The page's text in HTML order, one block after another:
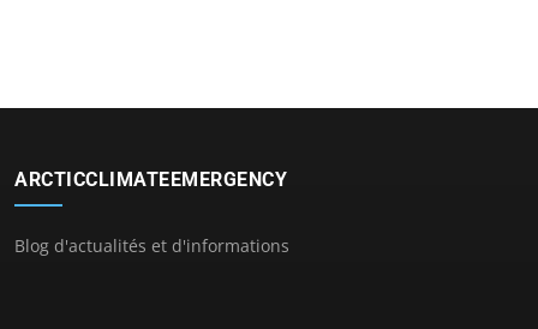
ARCTICCLIMATEEMERGENCY
Blog d'actualités et d'informations